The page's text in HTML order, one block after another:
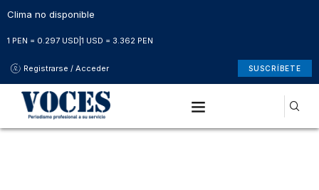
Clima no disponible
1 PEN = 0.297 USD 1 USD = 3.362 PEN
Registrarse / Acceder SUSCRÍBETE